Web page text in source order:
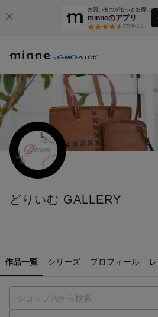
お買いものがもっとお得に
minneのアプリ
3万件以上
どりいむ GALLERY
作品一覧 シリーズ プロフィール